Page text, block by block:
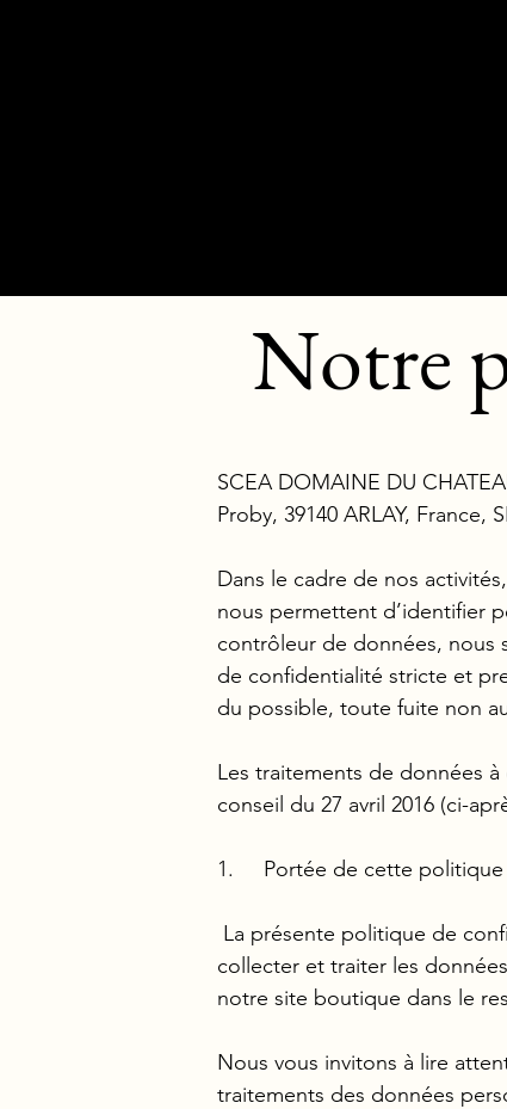
Notre
SCEA DOMAINE DU
Proby, 39140 ARLAY, France,
Dans le cadre de nos
nous permettent d’identifier
contrôleur de données, nous
de confidentialité stricte et
du possible, toute fuite non
Les traitements de données
conseil du 27 avril 2016 (ci-
1. Portée de cette politique
La présente politique de
collecter et traiter les
notre site boutique dans le
Nous vous invitons à lire
traitements des données